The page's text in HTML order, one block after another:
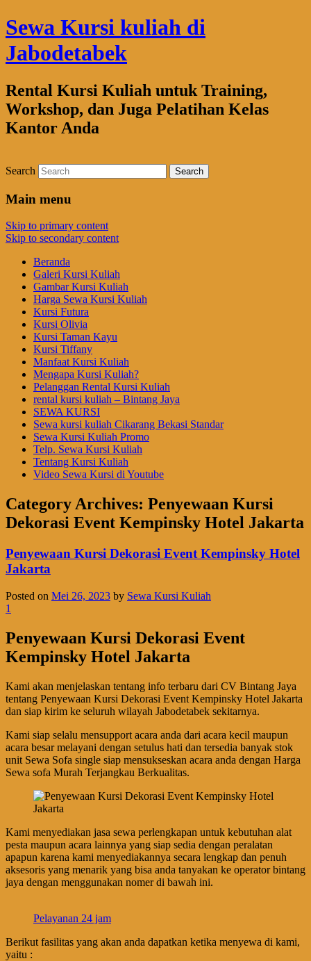
Sewa Kursi kuliah di
Jabodetabek
Rental Kursi Kuliah untuk Training,
Workshop, dan Juga Pelatihan Kelas
Kantor Anda
Search
Main menu
Skip to primary content
Skip to secondary content
Beranda
Galeri Kursi Kuliah
Gambar Kursi Kuliah
Harga Sewa Kursi Kuliah
Kursi Futura
Kursi Olivia
Kursi Taman Kayu
Kursi Tiffany
Manfaat Kursi Kuliah
Mengapa Kursi Kuliah?
Pelanggan Rental Kursi Kuliah
rental kursi kuliah – Bintang Jaya
SEWA KURSI
Sewa kursi kuliah Cikarang Bekasi Standar
Sewa Kursi Kuliah Promo
Telp. Sewa Kursi Kuliah
Tentang Kursi Kuliah
Video Sewa Kursi di Youtube
Category Archives: Penyewaan Kursi
Dekorasi Event Kempinsky Hotel Jakarta
Penyewaan Kursi Dekorasi Event Kempinsky Hotel
Jakarta
Posted on Mei 26, 2023 by Sewa Kursi Kuliah
1
Penyewaan Kursi Dekorasi Event
Kempinsky Hotel Jakarta
Kami akan menjelaskan tentang info terbaru dari CV Bintang Jaya
tentang Penyewaan Kursi Dekorasi Event Kempinsky Hotel Jakarta
dan siap kirim ke seluruh wilayah Jabodetabek sekitarnya.
Kami siap selalu mensupport acara anda dari acara kecil maupun
acara besar melayani dengan setulus hati dan tersedia banyak stok
unit Sewa Sofa single siap mensukseskan acara anda dengan Harga
Sewa sofa Murah Terjangkau Berkualitas.
Kami menyediakan jasa sewa perlengkapan untuk kebutuhan alat
pesta maupun acara lainnya yang siap sedia dengan peralatan
apapun karena kami menyediakannya secara lengkap dan penuh
aksesoris yang menarik yang bisa anda tanyakan ke operator bintang
jaya dengan menggunakan nomer di bawah ini.
Pelayanan 24 jam
Berikut fasilitas yang akan anda dapatkan ketika menyewa di kami,
yaitu :